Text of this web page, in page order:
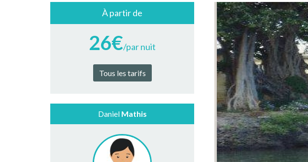
À partir de
26€/par nuit
Tous les tarifs
Daniel Mathis